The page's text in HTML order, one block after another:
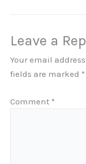
Leave a
Your email
fields are marked *
Comment *